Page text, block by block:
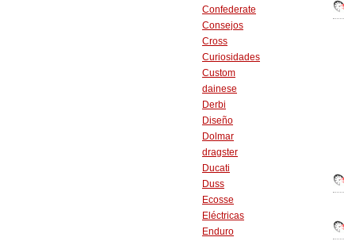
Confederate
Consejos
Cross
Curiosidades
Custom
dainese
Derbi
Diseño
Dolmar
dragster
Ducati
Duss
Ecosse
Eléctricas
Enduro